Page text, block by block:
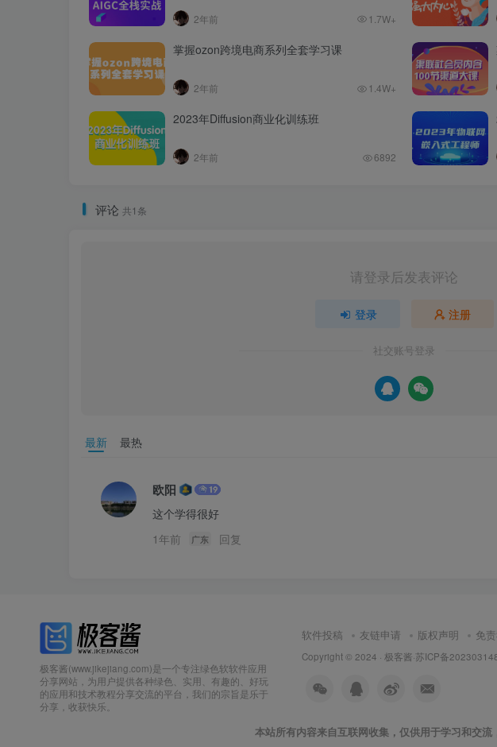
2年前 1.7W+
掌握ozon跨境电商系列全套学习课
2年前 1.4W+
2023年Diffusion商业化训练班
2年前 6892
评论 共1条
请登录后发表评论
登录 注册
社交账号登录
最新 最热
欧阳
这个学得很好
1年前
广东 回复
极客酱(www.jikejiang.com)是一个专注绿色软软件应用
分享网站，为用户提供各种绿色、实用、有趣的、好玩
的应用和技术教程分享交流的平台，我们的宗旨是乐于
分享，收获快乐。
软件投稿 友链申请 版权声明 免
Copyright © 2024 · 极客酱·苏ICP备
本站所有内容来自互联网收集，仅供用于学习和交